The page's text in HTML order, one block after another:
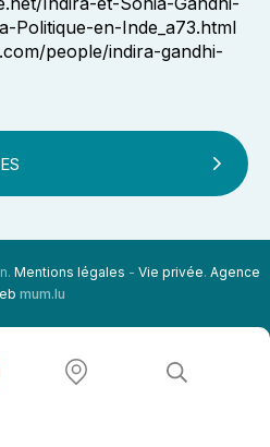
Politique-en-Inde_a73.html
people/indira-gandhi-
Mentions légales - Vie privée. Agence
mum.lu